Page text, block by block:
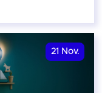
21 Nov.